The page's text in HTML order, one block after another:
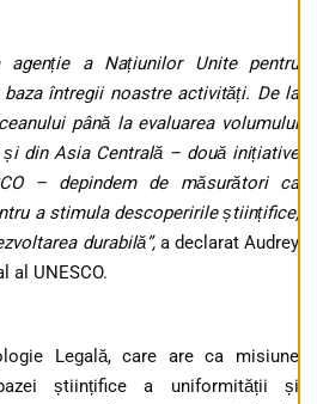
agenție a Națiunilor Unite pentru
întregii noastre activități. De la
până la evaluarea volumului
din Asia Centrală – două inițiative
– depindem de măsurători ca
a stimula descoperirile științifice,
durabilă”, a declarat Audrey
al UNESCO.
Legală, care are ca misiune
științifice a uniformității și